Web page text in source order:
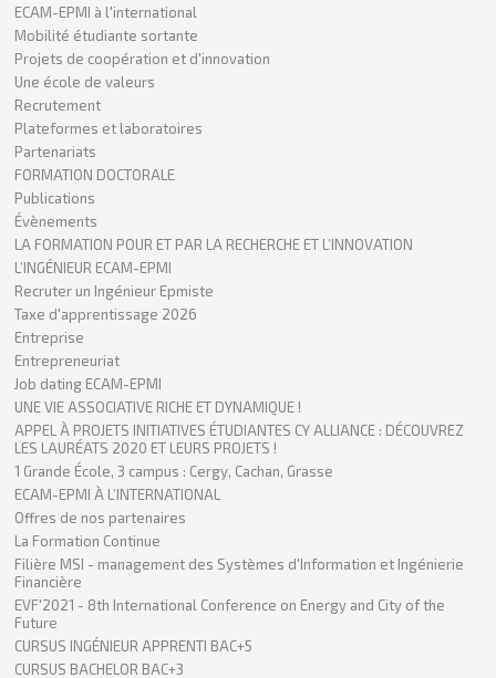
ECAM-EPMI à l'international
Mobilité étudiante sortante
Projets de coopération et d'innovation
Une école de valeurs
Recrutement
Plateformes et laboratoires
Partenariats
FORMATION DOCTORALE
Publications
Évènements
LA FORMATION POUR ET PAR LA RECHERCHE ET L’INNOVATION
L’INGÉNIEUR ECAM-EPMI
Recruter un Ingénieur Epmiste
Taxe d'apprentissage 2026
Entreprise
Entrepreneuriat
Job dating ECAM-EPMI
UNE VIE ASSOCIATIVE RICHE ET DYNAMIQUE !
APPEL À PROJETS INITIATIVES ÉTUDIANTES CY ALLIANCE : DÉCOUVREZ
LES LAURÉATS 2020 ET LEURS PROJETS !
1 Grande École, 3 campus : Cergy, Cachan, Grasse
ECAM-EPMI À L’INTERNATIONAL
Offres de nos partenaires
La Formation Continue
Filière MSI - management des Systèmes d'Information et Ingénierie
Financière
EVF'2021 - 8th International Conference on Energy and City of the
Future
CURSUS INGÉNIEUR APPRENTI BAC+5
CURSUS BACHELOR BAC+3